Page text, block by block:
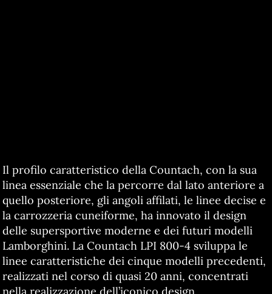
Il profilo caratteristico della Countach, con la sua
linea essenziale che la percorre dal lato anteriore a
quello posteriore, gli angoli affilati, le linee decise e
la carrozzeria cuneiforme, ha innovato il design
delle supersportive moderne e dei futuri modelli
Lamborghini. La Countach LPI 800-4 sviluppa le
linee caratteristiche dei cinque modelli precedenti,
realizzati nel corso di quasi 20 anni, concentrati